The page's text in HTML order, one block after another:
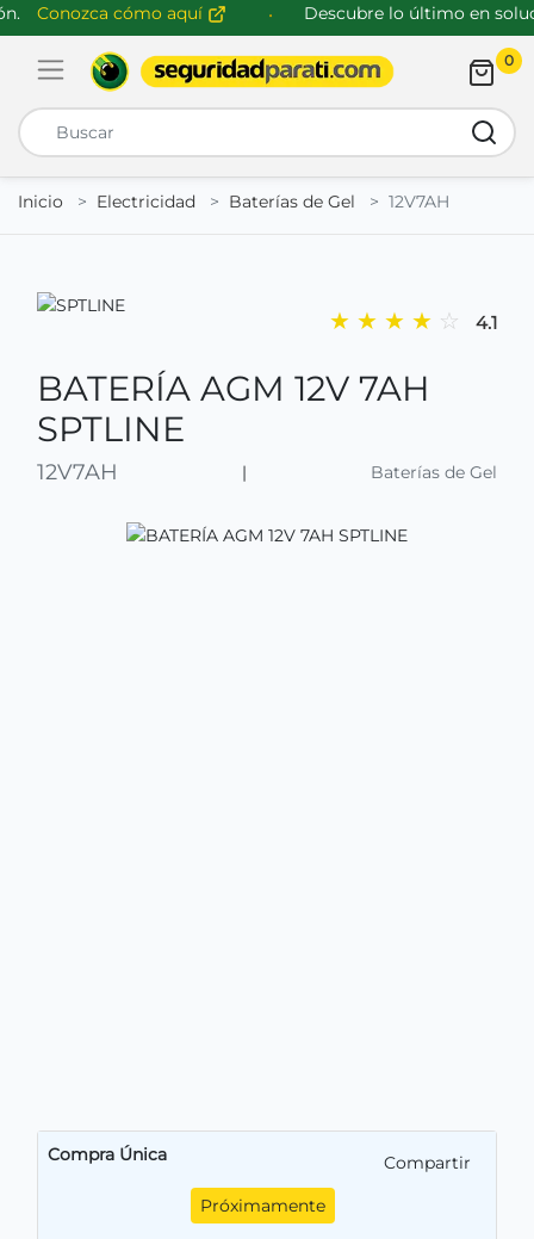
Conozca cómo aquí Descubre lo último en
Abrir menú de navegación
0
Inicio
Electricidad Baterías de Gel 12V7AH
★ ★ ★ ★ ☆ 4.1
BATERÍA AGM 12V 7AH
SPTLINE
12V7AH | Baterías de Gel
Compra Única
Compartir
Próximamente